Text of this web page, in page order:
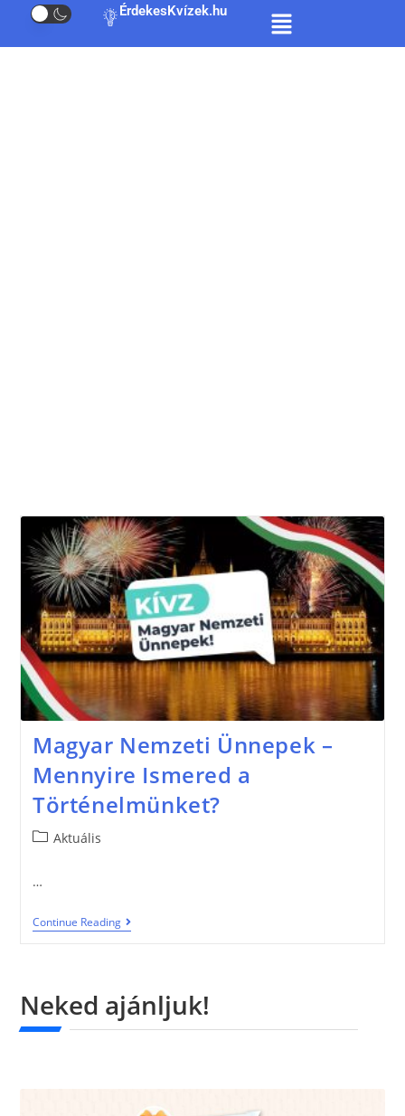
ÉrdekesKvízek.hu
Magyar Nemzeti Ünnepek –
Mennyire Ismered a
Történelmünket?
Aktuális
…
Continue Reading
Neked ajánljuk!